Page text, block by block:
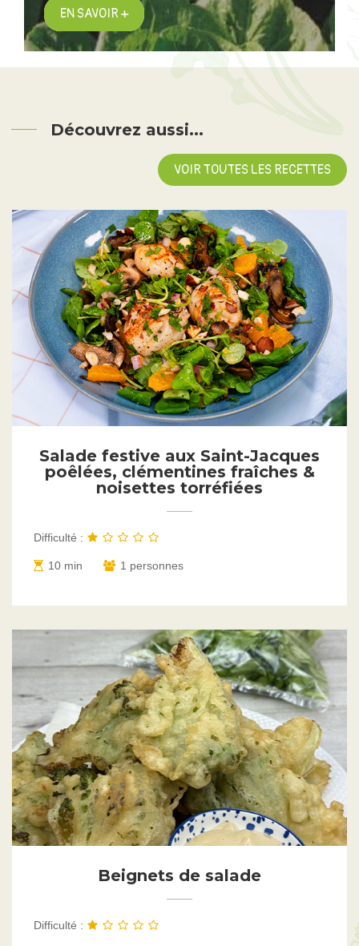
EN SAVOIR +
Découvrez aussi...
VOIR TOUTES LES RECETTES
Salade festive aux Saint-Jacques
poêlées, clémentines fraîches &
noisettes torréfiées
Difficulté :
10 min 1 personnes
Beignets de salade
Difficulté :